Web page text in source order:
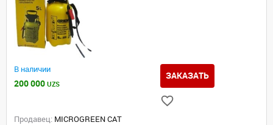
В наличии
200 000 UZS
ЗАКАЗАТЬ
Продавец: MICROGREEN CAT